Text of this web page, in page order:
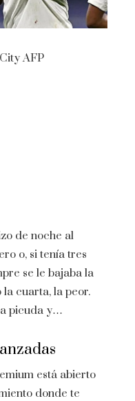
AFP
de noche al
o, si tenía tres
se le bajaba la
cuarta, la peor.
picuda y…
está abierto
donde te